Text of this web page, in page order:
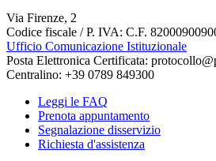
Via Firenze, 2
Codice fiscale / P. IVA: C.F.
Ufficio Comunicazione Istituzionale
Posta Elettronica Certificata:
Centralino: +39 0789 849300
Leggi le FAQ
Prenota appuntamento
Segnalazione disservizio
Richiesta d'assistenza